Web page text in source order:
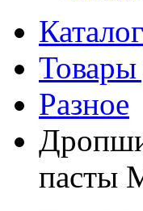
Каталог
Разное
пасты